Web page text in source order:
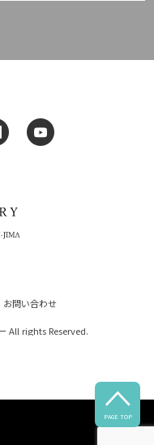

PAGE TOP
お問い合わせ
All rights Reserved.